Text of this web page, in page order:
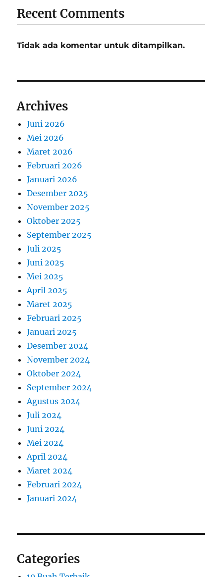
Recent Comments
Tidak ada komentar untuk ditampilkan.
Archives
Juni 2026
Mei 2026
Maret 2026
Februari 2026
Januari 2026
Desember 2025
November 2025
Oktober 2025
September 2025
Juli 2025
Juni 2025
Mei 2025
April 2025
Maret 2025
Februari 2025
Januari 2025
Desember 2024
November 2024
Oktober 2024
September 2024
Agustus 2024
Juli 2024
Juni 2024
Mei 2024
April 2024
Maret 2024
Februari 2024
Januari 2024
Categories